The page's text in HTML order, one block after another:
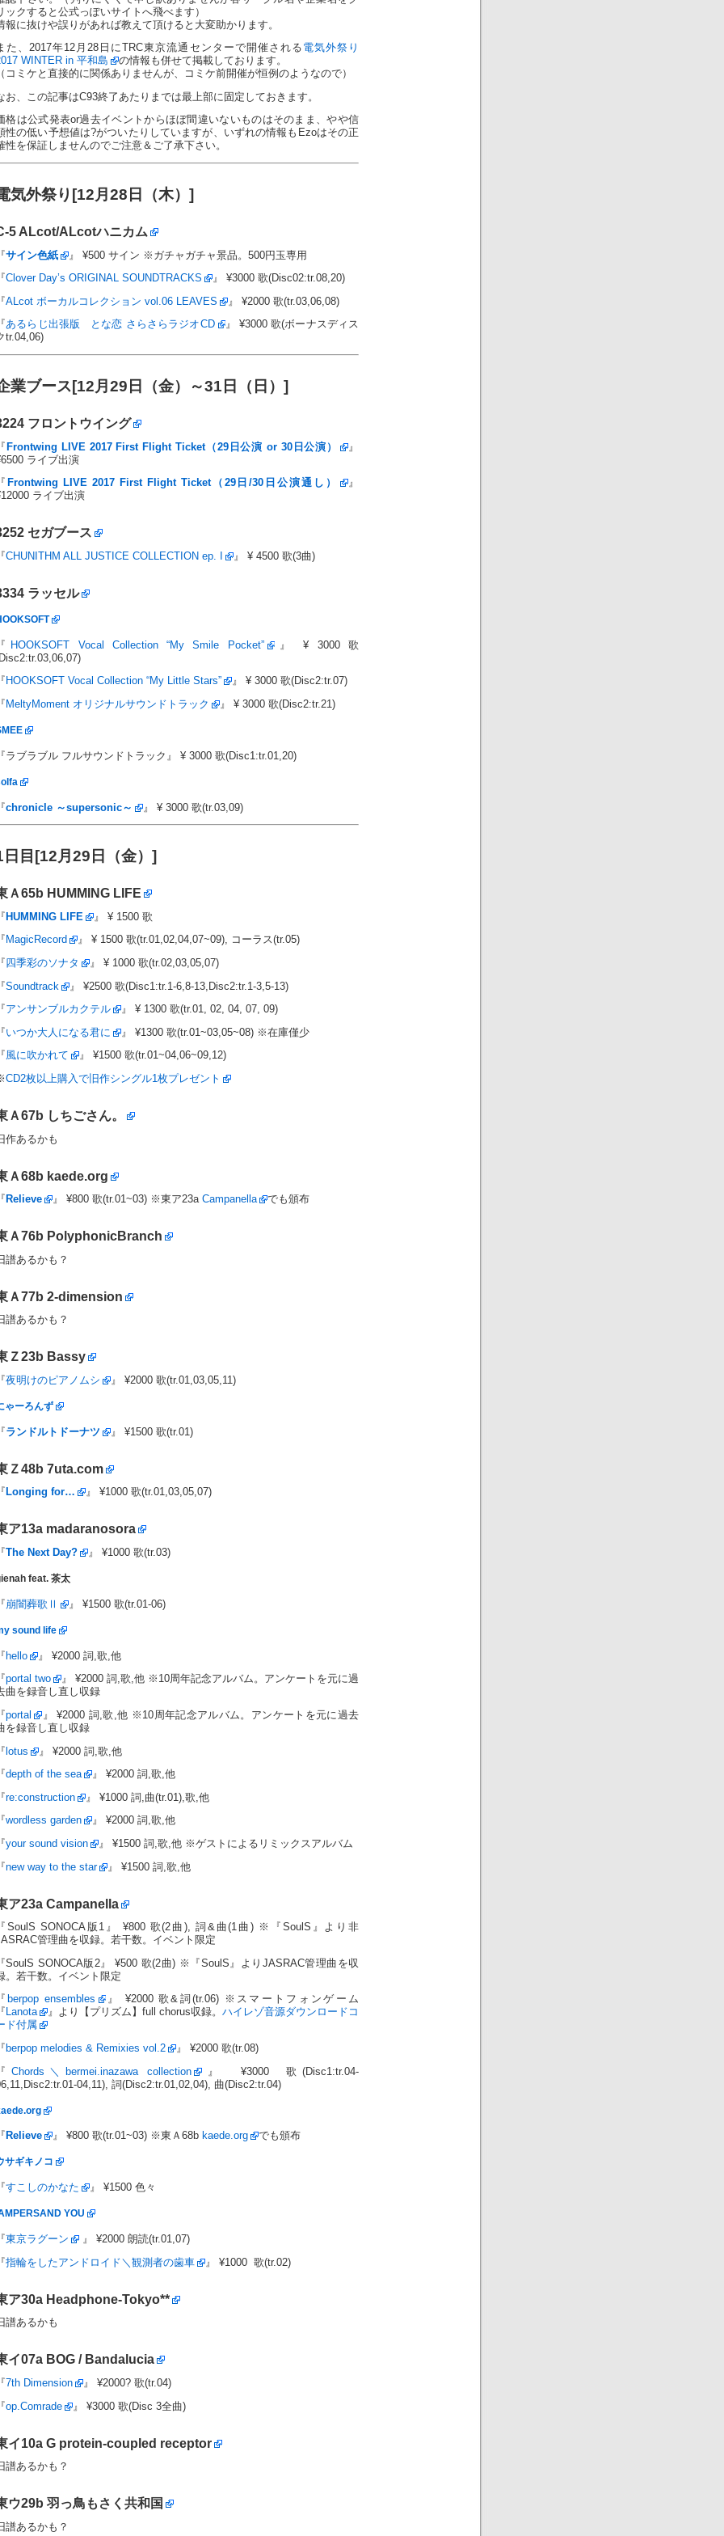
ックすると公式っぽいサイトへ飛べます）
報に抜けや誤りがあれば教えて頂けると大変助かります。
た、2017年12月28日にTRC東京流通センターで開催される 電気外祭り
WINTER in 平和島
の情報も併せて掲載しております。
コミケと直接的に関係ありませんが、コミケ前開催が恒例のようなので）
お、この記事はC93終了あたりまでは最上部に固定しておきます。
格は公式発表or過去イベントからほぼ間違いないものはそのまま、やや信
性の低い予想値は?がついたりしていますが、いずれの情報もEzoはその正
性を保証しませんのでご注意＆ご了承下さい。
気外祭り[12月28日（木）]
5 ALcot/ALcotハニカム
サイン色紙 』 ¥500 サイン ※ガチャガチャ景品。500円玉専用
Clover Day’s ORIGINAL SOUNDTRACKS 』 ¥3000 歌(Disc02:tr.08,20)
ALcot ボーカルコレクション vol.06 LEAVES 』 ¥2000 歌(tr.03,06,08)
あるらじ出張版 とな恋 さらさらラジオCD
』 ¥3000 歌(ボーナスディス
tr.04,06)
業ブース[12月29日（金）～31日（日）]
フロントウイング
Frontwing LIVE 2017 First Flight Ticket（29日公演 or 30日公演）
』
ライブ出演
Frontwing LIVE 2017 First Flight Ticket（29日/30日公演通し）
』
ライブ出演
セガブース
CHUNITHM ALL JUSTICE COLLECTION ep. I 』 ¥ 4500 歌(3曲)
ラッセル
HOOKSOFT Vocal Collection “My Smile Pocket”
』 ¥ 3000 歌
HOOKSOFT Vocal Collection “My Little Stars” 』 ¥ 3000 歌(Disc2:tr.07)
MeltyMoment オリジナルサウンドトラック 』 ¥ 3000 歌(Disc2:tr.21)
ラブラブル フルサウンドトラック』 ¥ 3000 歌(Disc1:tr.01,20)
chronicle ～supersonic～ 』 ¥ 3000 歌(tr.03,09)
日目[12月29日（金）]
Ａ65b HUMMING LIFE
HUMMING LIFE 』 ¥ 1500 歌
MagicRecord 』 ¥ 1500 歌(tr.01,02,04,07~09), コーラス(tr.05)
四季彩のソナタ 』 ¥ 1000 歌(tr.02,03,05,07)
Soundtrack 』 ¥2500 歌(Disc1:tr.1-6,8-13,Disc2:tr.1-3,5-13)
アンサンブルカクテル 』 ¥ 1300 歌(tr.01, 02, 04, 07, 09)
いつか大人になる君に 』 ¥1300 歌(tr.01~03,05~08) ※在庫僅少
風に吹かれて 』 ¥1500 歌(tr.01~04,06~09,12)
CD2枚以上購入で旧作シングル1枚プレゼント
Ａ67b しちごさん。
作あるかも
Ａ68b kaede.org
Relieve 』 ¥800 歌(tr.01~03) ※東ア23a Campanella でも頒布
Ａ76b PolyphonicBranch
譜あるかも？
Ａ77b 2-dimension
譜あるかも？
Ｚ23b Bassy
夜明けのピアノムシ 』 ¥2000 歌(tr.01,03,05,11)
ゃーろんず
ランドルトドーナツ 』 ¥1500 歌(tr.01)
Ｚ48b 7uta.com
Longing for… 』 ¥1000 歌(tr.01,03,05,07)
ア13a madaranosora
The Next Day? 』 ¥1000 歌(tr.03)
feat. 茶太
崩闇葬歌Ⅱ 』 ¥1500 歌(tr.01-06)
sound life
hello 』 ¥2000 詞,歌,他
portal two
』 ¥2000 詞,歌,他 ※10周年記念アルバム。アンケートを元に過
曲を録音し直し収録
portal
』 ¥2000 詞,歌,他 ※10周年記念アルバム。アンケートを元に過去
を録音し直し収録
lotus 』 ¥2000 詞,歌,他
depth of the sea 』 ¥2000 詞,歌,他
re:construction 』 ¥1000 詞,曲(tr.01),歌,他
wordless garden 』 ¥2000 詞,歌,他
your sound vision 』 ¥1500 詞,歌,他 ※ゲストによるリミックスアルバム
new way to the star 』 ¥1500 詞,歌,他
ア23a Campanella
SoulS SONOCA版1』 ¥800 歌(2曲), 詞&曲(1曲) ※『SoulS』より非
管理曲を収録。若干数。イベント限定
SoulS SONOCA版2』 ¥500 歌(2曲) ※『SoulS』よりJASRAC管理曲を収
。若干数。イベント限定
berpop ensembles
』 ¥2000 歌&詞(tr.06) ※スマートフォンゲーム
Lanota 』より【プリズム】full chorus収録。 ハイレゾ音源ダウンロードコ
ド付属
berpop melodies & Remixies vol.2 』 ¥2000 歌(tr.08)
Chords＼bermei.inazawa collection
』 ¥3000 歌(Disc1:tr.04-
04,11), 詞(Disc2:tr.01,02,04), 曲(Disc2:tr.04)
Relieve 』 ¥800 歌(tr.01~03) ※東Ａ68b kaede.org でも頒布
サギキノコ
すこしのかなた 』 ¥1500 色々
YOU
東京ラグーン 』 ¥2000 朗読(tr.01,07)
指輪をしたアンドロイド＼観測者の歯車 』 ¥1000 歌(tr.02)
ア30a Headphone-Tokyo**
譜あるかも
イ07a BOG / Bandalucia
7th Dimension 』 ¥2000? 歌(tr.04)
op.Comrade 』 ¥3000 歌(Disc 3全曲)
イ10a G protein-coupled receptor
譜あるかも？
ウ29b 羽っ鳥もさく共和国
譜あるかも？